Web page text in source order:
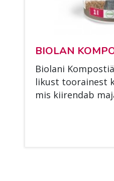
BIO­LAN
Bio­la­ni
li­kust too­rai­nest
mis kii­ren­dab